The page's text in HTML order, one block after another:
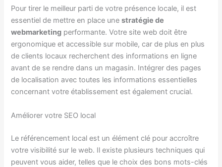
Pour tirer le meilleur parti de votre présence locale, il est
essentiel de mettre en place unestratégie de
webmarketing performante. Votre site web doit être
ergonomique et accessible sur mobile, car de plus en plus
de clients locaux recherchent des informations en ligne
avant de se rendre dans un magasin. Intégrer des pages
de localisation avec toutes les informations essentielles
concernant votre établissement est également crucial.
Améliorer votre SEO local
Le référencement local est un élément clé pour accroître
votre visibilité sur le web. Il existe plusieurs techniques qui
peuvent vous aider, telles que le choix des bons mots-clés